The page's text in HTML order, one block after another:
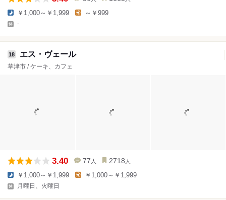
￥1,000～￥1,999 ～￥999
-
18 エス・ヴェール
草津市 / ケーキ、カフェ
3.40 77 人 2718 人
￥1,000～￥1,999 ￥1,000～￥1,999
月曜日、火曜日